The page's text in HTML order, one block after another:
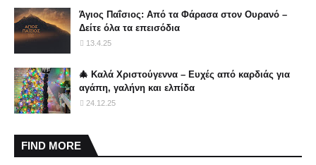
Άγιος Παΐσιος: Από τα Φάρασα στον Ουρανό –
Δείτε όλα τα επεισόδια
13.4.25
🎄 Καλά Χριστούγεννα – Ευχές από καρδιάς για
αγάπη, γαλήνη και ελπίδα
24.12.25
FIND MORE